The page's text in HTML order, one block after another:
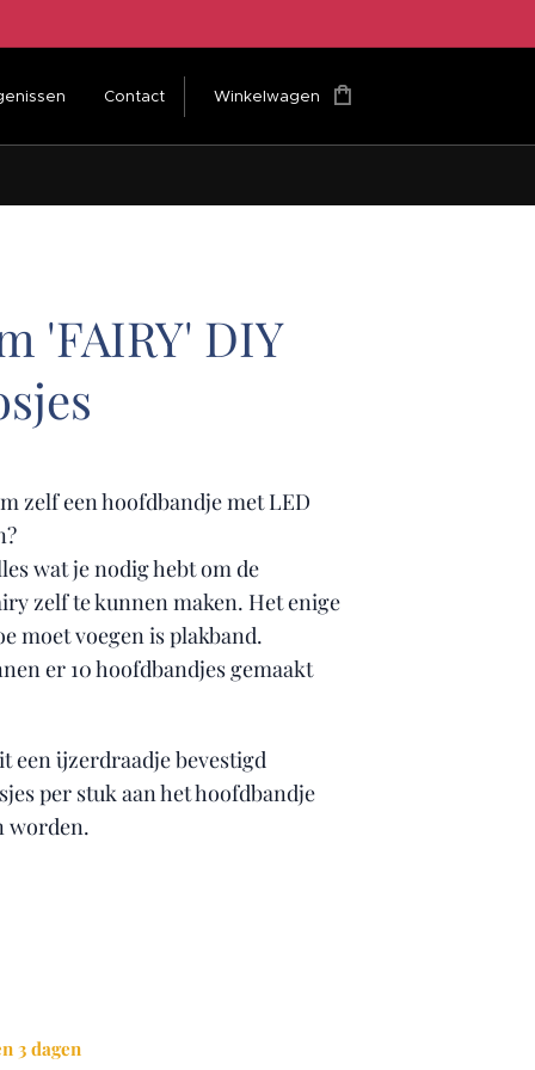
Contact Winkelwagen
'FAIRY' DIY
zelf een hoofdbandje met LED
wat je nodig hebt om de
zelf te kunnen maken. Het enige
moet voegen is plakband.
er 10 hoofdbandjes gemaakt
een ijzerdraadje bevestigd
per stuk aan het hoofdbandje
worden.
3 dagen